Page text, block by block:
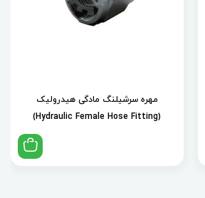
مهره سرشیلنگ مادگی هیدرولیک
(Hydraulic Female Hose Fitting)